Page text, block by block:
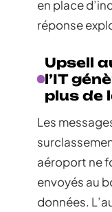
en place
réponse
Upsell
l’IT
plus de
Les
aéroport ne
envoyés au
données.